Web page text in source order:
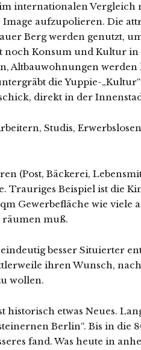
internationalen Vergleich
Image aufzupolieren. Die
Berg werden genutzt,
Konsum und Kultur in
Altbauwohnungen
die Yuppie-
direkt in der
Studis,
(Post, Bäckerei,
Trauriges Beispiel ist die
Gewerbefläche wie viele
räumen muß.
besser Situierter
ihren Wunsch,
wollen.
etwas Neues.
Berlin“. Bis in die
fand. Was heute in